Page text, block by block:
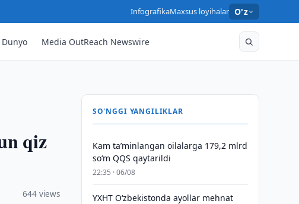
InfografikaMaxsus loyihalar O'z
Dunyo Media OutReach Newswire
qiz
644 views
SO'NGGI YANGILIKLAR
Kam taʼminlangan oilalarga 179,2 mlrd
so‘m QQS qaytarildi
22:35 · 06/08
YXHT O‘zbekistonda ayollar mehnat